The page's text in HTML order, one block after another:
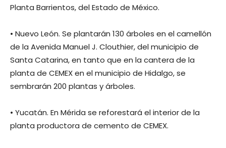
Planta Barrientos, del Estado de México.
• Nuevo León. Se plantarán 130 árboles en el camellón
de la Avenida Manuel J. Clouthier, del municipio de
Santa Catarina, en tanto que en la cantera de la
planta de CEMEX en el municipio de Hidalgo, se
sembrarán 200 plantas y árboles.
• Yucatán. En Mérida se reforestará el interior de la
planta productora de cemento de CEMEX.